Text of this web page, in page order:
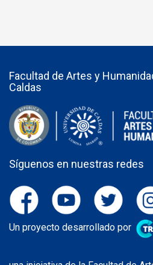
Facultad de Artes y
Caldas
Síguenos en nuestras redes
Un proyecto desarrollado por